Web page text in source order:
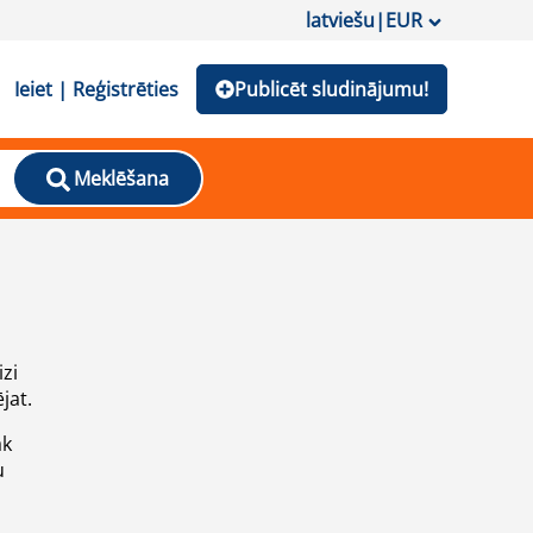
latviešu|EUR
Ieiet | Reģistrēties Publicēt sludinājumu!
Meklēšana